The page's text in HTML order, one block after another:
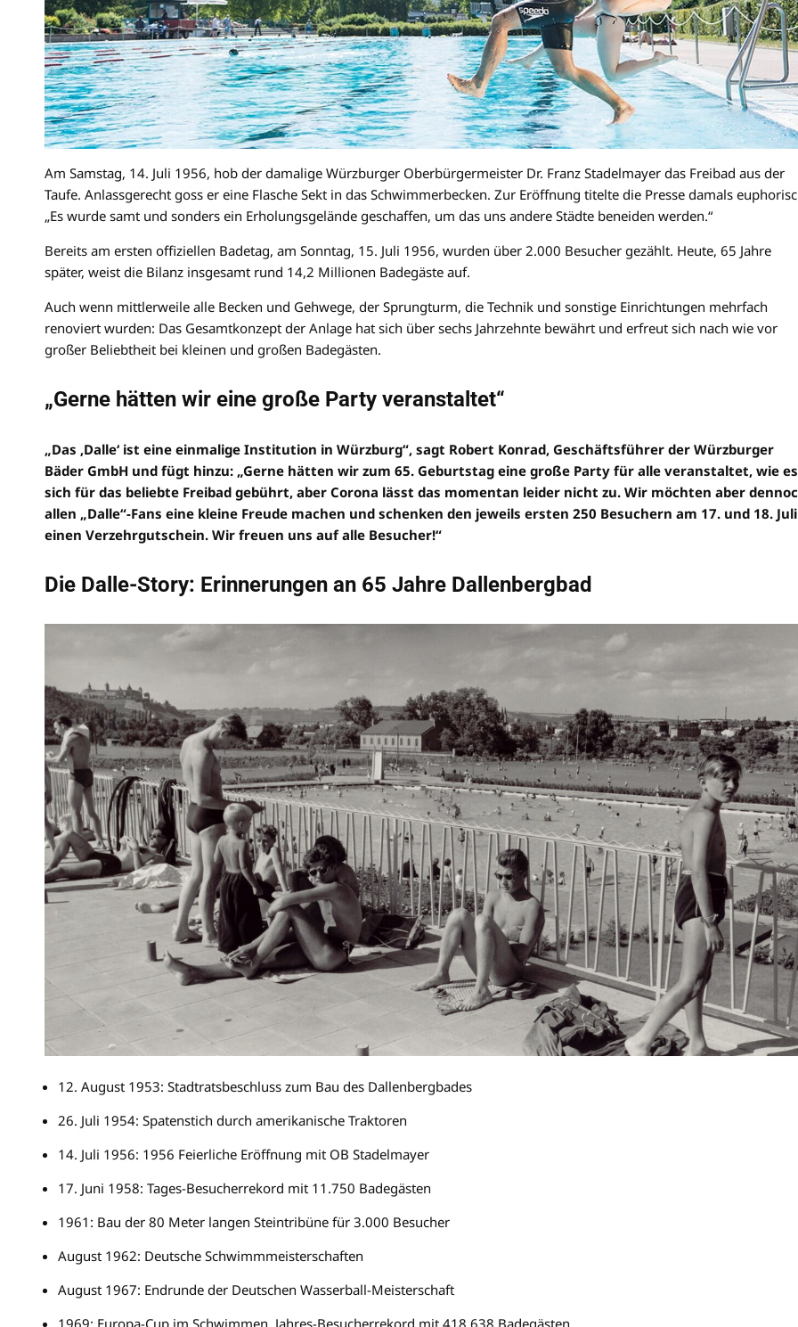
Am Samstag, 14. Juli 1956, hob der damalige Würzburger Oberbürgermeister Dr. Franz Stadelmayer das Freibad aus der
Taufe. Anlassgerecht goss er eine Flasche Sekt in das Schwimmerbecken. Zur Eröffnung titelte die Presse damals
„Es wurde samt und sonders ein Erholungsgelände geschaffen, um das uns andere Städte beneiden werden.“
Bereits am ersten offiziellen Badetag, am Sonntag, 15. Juli 1956, wurden über 2.000 Besucher gezählt. Heute, 65 Jahre
später, weist die Bilanz insgesamt rund 14,2 Millionen Badegäste auf.
Auch wenn mittlerweile alle Becken und Gehwege, der Sprungturm, die Technik und sonstige Einrichtungen mehrfach
renoviert wurden: Das Gesamtkonzept der Anlage hat sich über sechs Jahrzehnte bewährt und erfreut sich nach wie vor
großer Beliebtheit bei kleinen und großen Badegästen.
„Gerne hätten wir eine große Party veranstaltet“
„Das ‚Dalle‘ ist eine einmalige Institution in Würzburg“, sagt Robert Konrad, Geschäftsführer der Würzburger
Bäder GmbH und fügt hinzu: „Gerne hätten wir zum 65. Geburtstag eine große Party für alle veranstaltet, wie es
sich für das beliebte Freibad gebührt, aber Corona lässt das momentan leider nicht zu. Wir möchten aber
allen „Dalle“-Fans eine kleine Freude machen und schenken den jeweils ersten 250 Besuchern am 17. und 18. Juli
einen Verzehrgutschein. Wir freuen uns auf alle Besucher!“
Die Dalle-Story: Erinnerungen an 65 Jahre Dallenbergbad
12. August 1953: Stadtratsbeschluss zum Bau des Dallenbergbades
26. Juli 1954: Spatenstich durch amerikanische Traktoren
14. Juli 1956: 1956 Feierliche Eröffnung mit OB Stadelmayer
17. Juni 1958: Tages-Besucherrekord mit 11.750 Badegästen
1961: Bau der 80 Meter langen Steintribüne für 3.000 Besucher
August 1962: Deutsche Schwimmmeisterschaften
August 1967: Endrunde der Deutschen Wasserball-Meisterschaft
1969: Europa-Cup im Schwimmen, Jahres-Besucherrekord mit 418.638 Badegästen